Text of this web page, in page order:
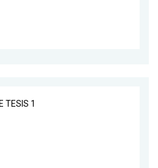
TESIS 1